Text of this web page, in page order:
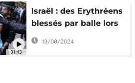
01:43
Israël : des Erythréens
blessés par balle lors
d'affrontements avec
13/08/2024